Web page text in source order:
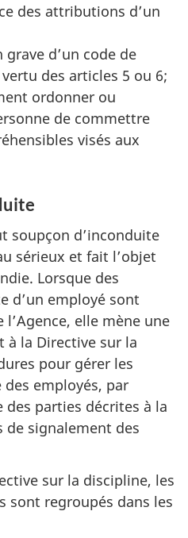
des attributions d’un
d’un code de
des articles 5 ou 6;
ordonner ou
de commettre
visés aux
soupçon d’inconduite
sérieux et fait l’objet
Lorsque des
d’un employé sont
elle mène une
à la Directive sur la
pour gérer les
employés, par
des parties décrites à la
de signalement des
sur la discipline, les
sont regroupés dans les